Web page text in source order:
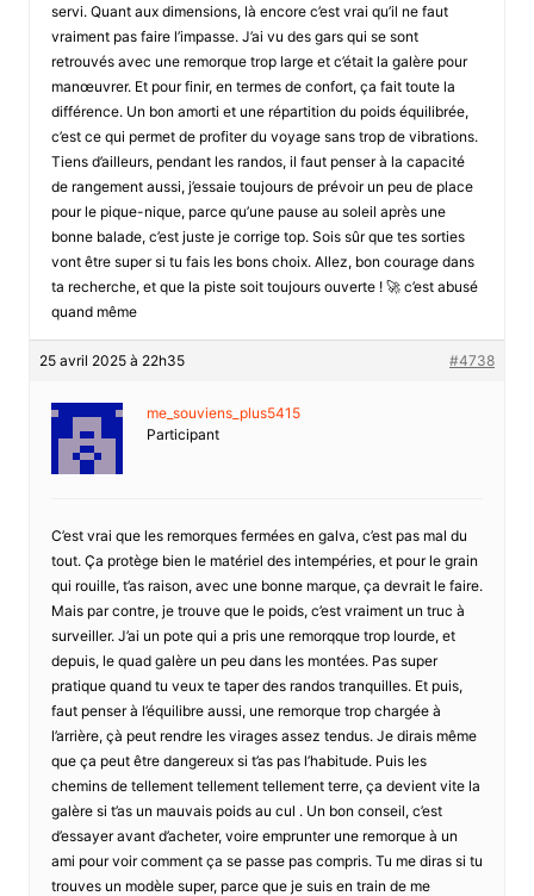
servi. Quant aux dimensions, là encore c’est vrai qu’il ne faut
vraiment pas faire l’impasse. J’ai vu des gars qui se sont
retrouvés avec une remorque trop large et c’était la galère pour
manœuvrer. Et pour finir, en termes de confort, ça fait toute la
différence. Un bon amorti et une répartition du poids équilibrée,
c’est ce qui permet de profiter du voyage sans trop de vibrations.
Tiens d’ailleurs, pendant les randos, il faut penser à la capacité
de rangement aussi, j’essaie toujours de prévoir un peu de place
pour le pique-nique, parce qu’une pause au soleil après une
bonne balade, c’est juste je corrige top. Sois sûr que tes sorties
vont être super si tu fais les bons choix. Allez, bon courage dans
ta recherche, et que la piste soit toujours ouverte ! 🚀 c’est abusé
quand même
25 avril 2025 à 22h35 #4738
me_souviens_plus5415
Participant
C’est vrai que les remorques fermées en galva, c’est pas mal du
tout. Ça protège bien le matériel des intempéries, et pour le grain
qui rouille, t’as raison, avec une bonne marque, ça devrait le faire.
Mais par contre, je trouve que le poids, c’est vraiment un truc à
surveiller. J’ai un pote qui a pris une remorqque trop lourde, et
depuis, le quad galère un peu dans les montées. Pas super
pratique quand tu veux te taper des randos tranquilles. Et puis,
faut penser à l’équilibre aussi, une remorque trop chargée à
l’arrière, çà peut rendre les virages assez tendus. Je dirais même
que ça peut être dangereux si t’as pas l’habitude. Puis les
chemins de tellement tellement tellement terre, ça devient vite la
galère si t’as un mauvais poids au cul . Un bon conseil, c’est
d’essayer avant d’acheter, voire emprunter une remorque à un
ami pour voir comment ça se passe pas compris. Tu me diras si tu
trouves un modèle super, parce que je suis en train de me